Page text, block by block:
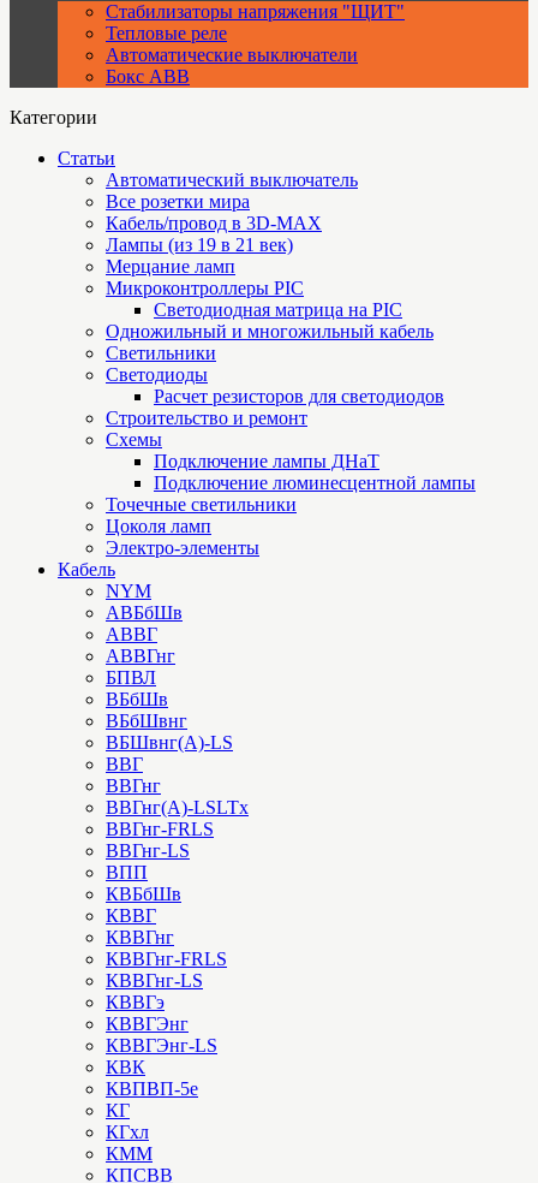
Стабилизаторы напряжения "ЩИТ"
Тепловые реле
Автоматические выключатели
Бокс ABB
Категории
Статьи
Автоматический выключатель
Все розетки мира
Кабель/провод в 3D-MAX
Лампы (из 19 в 21 век)
Мерцание ламп
Микроконтроллеры PIC
Cветодиодная матрица на PIC
Одножильный и многожильный кабель
Светильники
Светодиоды
Расчет резисторов для светодиодов
Строительство и ремонт
Схемы
Подключение лампы ДНаТ
Подключение люминесцентной лампы
Точечные светильники
Цоколя ламп
Электро-элементы
Кабель
NYM
АВБбШв
АВВГ
АВВГнг
БПВЛ
ВБбШв
ВБбШвнг
ВБШвнг(А)-LS
ВВГ
ВВГнг
ВВГнг(А)-LSLTx
ВВГнг-FRLS
ВВГнг-LS
ВПП
КВБбШв
КВВГ
КВВГнг
КВВГнг-FRLS
КВВГнг-LS
КВВГэ
КВВГЭнг
КВВГЭнг-LS
КВК
КВПВП-5е
КГ
КГхл
КММ
КПСВВ